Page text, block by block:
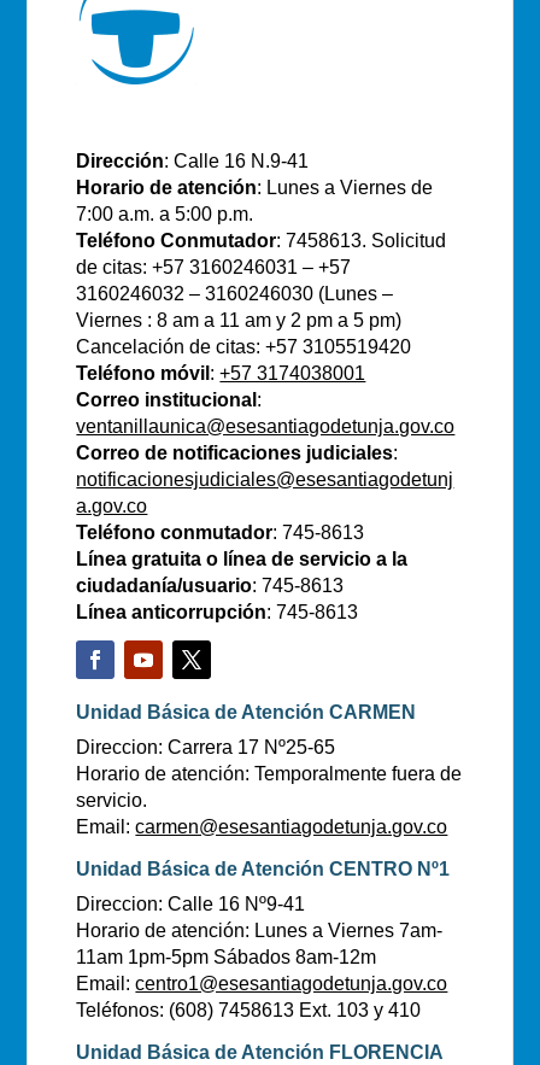
Dirección: Calle 16 N.9-41
Horario de atención: Lunes a Viernes de
7:00 a.m. a 5:00 p.m.
Teléfono Conmutador: 7458613. Solicitud
de citas: +57 3160246031 – +57
3160246032 – 3160246030 (Lunes –
Viernes : 8 am a 11 am y 2 pm a 5 pm)
Cancelación de citas: +57 3105519420
Teléfono móvil :+57 3174038001
Correo institucional :
ventanillaunica@esesantiagodetunja.gov.co
Correo de notificaciones judiciales:
notificacionesjudiciales@esesantiagodetunj
a.gov.co
Teléfono conmutador: 745-8613
Línea gratuita o línea de servicio a la
ciudadanía/usuario: 745-8613
Línea anticorrupción: 745-8613
Unidad Básica de Atención CARMEN
Direccion: Carrera 17 Nº25-65
Horario de atención: Temporalmente fuera de
servicio.
Email:carmen@esesantiagodetunja.gov.co
Unidad Básica de Atención CENTRO Nº1
Direccion: Calle 16 Nº9-41
Horario de atención: Lunes a Viernes 7am-
11am 1pm-5pm Sábados 8am-12m
Email:centro1@esesantiagodetunja.gov.co
Teléfonos: (608) 7458613 Ext. 103 y 410
Unidad Básica de Atención FLORENCIA